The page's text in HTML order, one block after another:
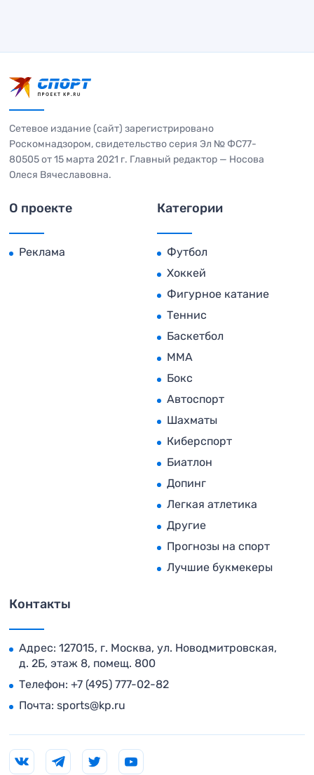
Сетевое издание (сайт) зарегистрировано
Роскомнадзором, свидетельство серия Эл № ФС77-
80505 от 15 марта 2021 г. Главный редактор — Носова
Олеся Вячеславовна.
О проекте
Реклама
Категории
Футбол
Хоккей
Фигурное катание
Теннис
Баскетбол
MMA
Бокс
Автоспорт
Шахматы
Киберспорт
Биатлон
Допинг
Легкая атлетика
Другие
Прогнозы на спорт
Лучшие букмекеры
Контакты
Адрес: 127015, г. Москва, ул. Новодмитровская,
д. 2Б, этаж 8, помещ. 800
Телефон: +7 (495) 777-02-82
Почта: sports@kp.ru